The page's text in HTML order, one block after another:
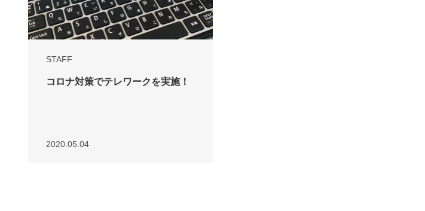
STAFF
コロナ対策でテレワークを実施！
2020.05.04